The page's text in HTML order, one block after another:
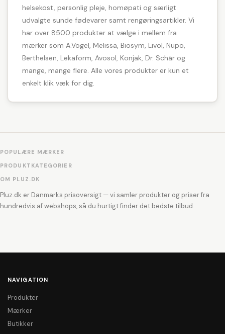
helsekost, personlig pleje, homøpati og særligt
udvalgte sunde fødevarer samt rengøringsartikler. Vi
har over 8500 produkter at vælge i mellem fra
mærker som A.Vogel, Melissa, Biosym, Livol, Nupo,
Berthelsen, Lekaform, Avosol, Konjak, Dr. Schär og
mange, mange flere. Alle vores produkter er kun et
enkelt klik væk for dig.
POPULÆRE MÆRKER
PRODUKTKATEGORIER
OM PLUZ.DK
Pluz.dk er Danmarks prisoversigt — vi samler produkter og priser fra
hundredvis af webshops, så du hurtigt finder det bedste tilbud.
NAVIGATION
Produkter
Mærker
Butikker